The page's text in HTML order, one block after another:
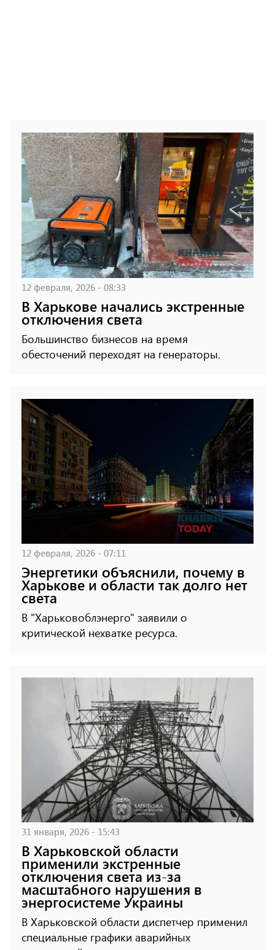
12 февраля, 2026 - 08:33
В Харькове начались экстренные
отключения света
Большинство бизнесов на время
обесточений переходят на генераторы.
12 февраля, 2026 - 07:11
Энергетики объяснили, почему в
Харькове и области так долго нет
света
В "Харьковоблэнерго" заявили о
критической нехватке ресурса.
31 января, 2026 - 15:43
В Харьковской области
применили экстренные
отключения света из-за
масштабного нарушения в
энергосистеме Украины
В Харьковской области диспетчер применил
специальные графики аварийных